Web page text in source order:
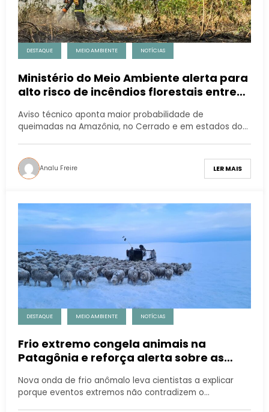
DESTAQUE MEIO AMBIENTE NOTÍCIAS
Ministério do Meio Ambiente alerta para
alto risco de incêndios florestais entre
Aviso técnico aponta maior probabilidade de
queimadas na Amazônia, no Cerrado e em estados do…
Analu Freire LER MAIS
DESTAQUE MEIO AMBIENTE NOTÍCIAS
Frio extremo congela animais na
Patagônia e reforça alerta sobre as
Nova onda de frio anômalo leva cientistas a explicar
porque eventos extremos não contradizem o…